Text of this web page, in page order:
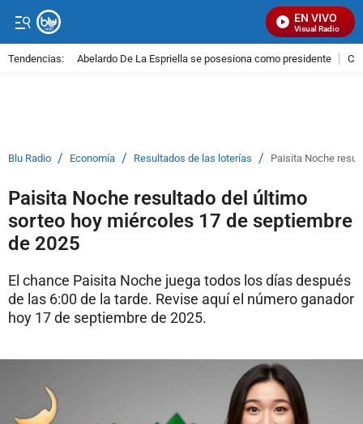
EN VIVO
Señal Visual Radio
Tendencias: Abelardo De La Espriella se posesiona como presidente
Blu Radio / Economía / Resultados de las loterías / Paisita Noche
Paisita Noche resultado del último
sorteo hoy miércoles 17 de septiembre
de 2025
El chance Paisita Noche juega todos los días después
de las 6:00 de la tarde. Revise aquí el número ganador
hoy 17 de septiembre de 2025.